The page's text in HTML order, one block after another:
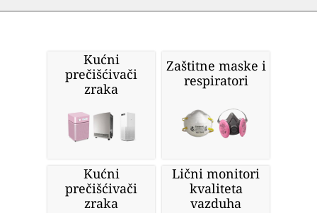
Kućni
prečišćivači
zraka
Zaštitne maske i
respiratori
Kućni
prečišćivači
zraka
Lični monitori
kvaliteta
vazduha